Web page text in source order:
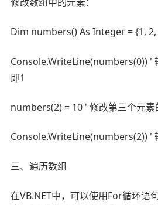
Dim numbers() As Integer = {1, 2,
Console.WriteLine(numbers(0)) '
即1
numbers(2) = 10 ' 修改第三个元素
Console.WriteLine(numbers(2)) '
三、遍历数组
在VB.NET中，可以使用For循环语